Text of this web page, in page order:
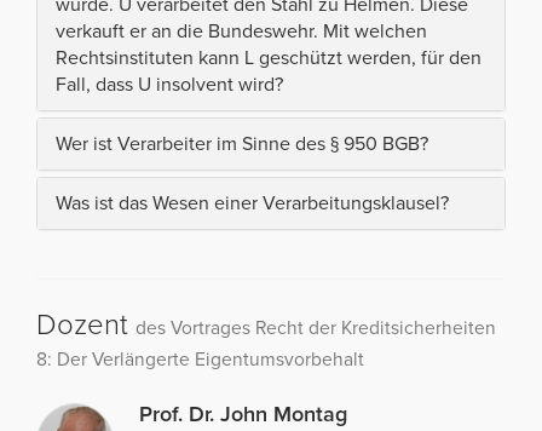
verkauft er an die Bundeswehr. Mit welchen
Rechtsinstituten kann L geschützt werden, für den
Fall, dass U insolvent wird?
Wer ist Verarbeiter im Sinne des § 950 BGB?
Was ist das Wesen einer Verarbeitungsklausel?
Dozent des Vortrages Recht der Kreditsicherheiten
8: Der Verlängerte Eigentumsvorbehalt
Prof. Dr. John Montag